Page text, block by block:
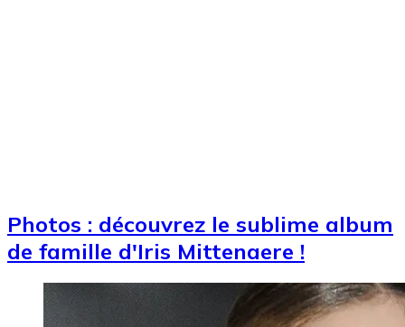
Photos : découvrez le sublime album
de famille d'Iris Mittenaere !
Image